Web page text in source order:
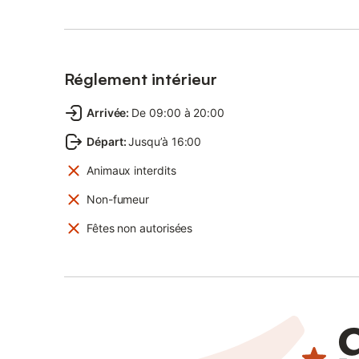
Réglement intérieur
Arrivée: De 09:00 à 20:00
Départ:Jusqu’à 16:00
Animaux interdits
Non-fumeur
Fêtes non autorisées